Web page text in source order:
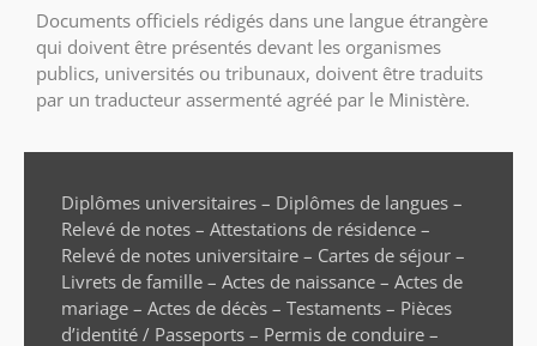
Documents officiels rédigés dans une langue étrangère
qui doivent être présentés devant les organismes
publics, universités ou tribunaux, doivent être traduits
par un traducteur assermenté agréé par le Ministère.
Diplômes universitaires – Diplômes de langues –
Relevé de notes – Attestations de résidence –
Relevé de notes universitaire – Cartes de séjour –
Livrets de famille – Actes de naissance – Actes de
mariage – Actes de décès – Testaments – Pièces
d’identité / Passeports – Permis de conduire –